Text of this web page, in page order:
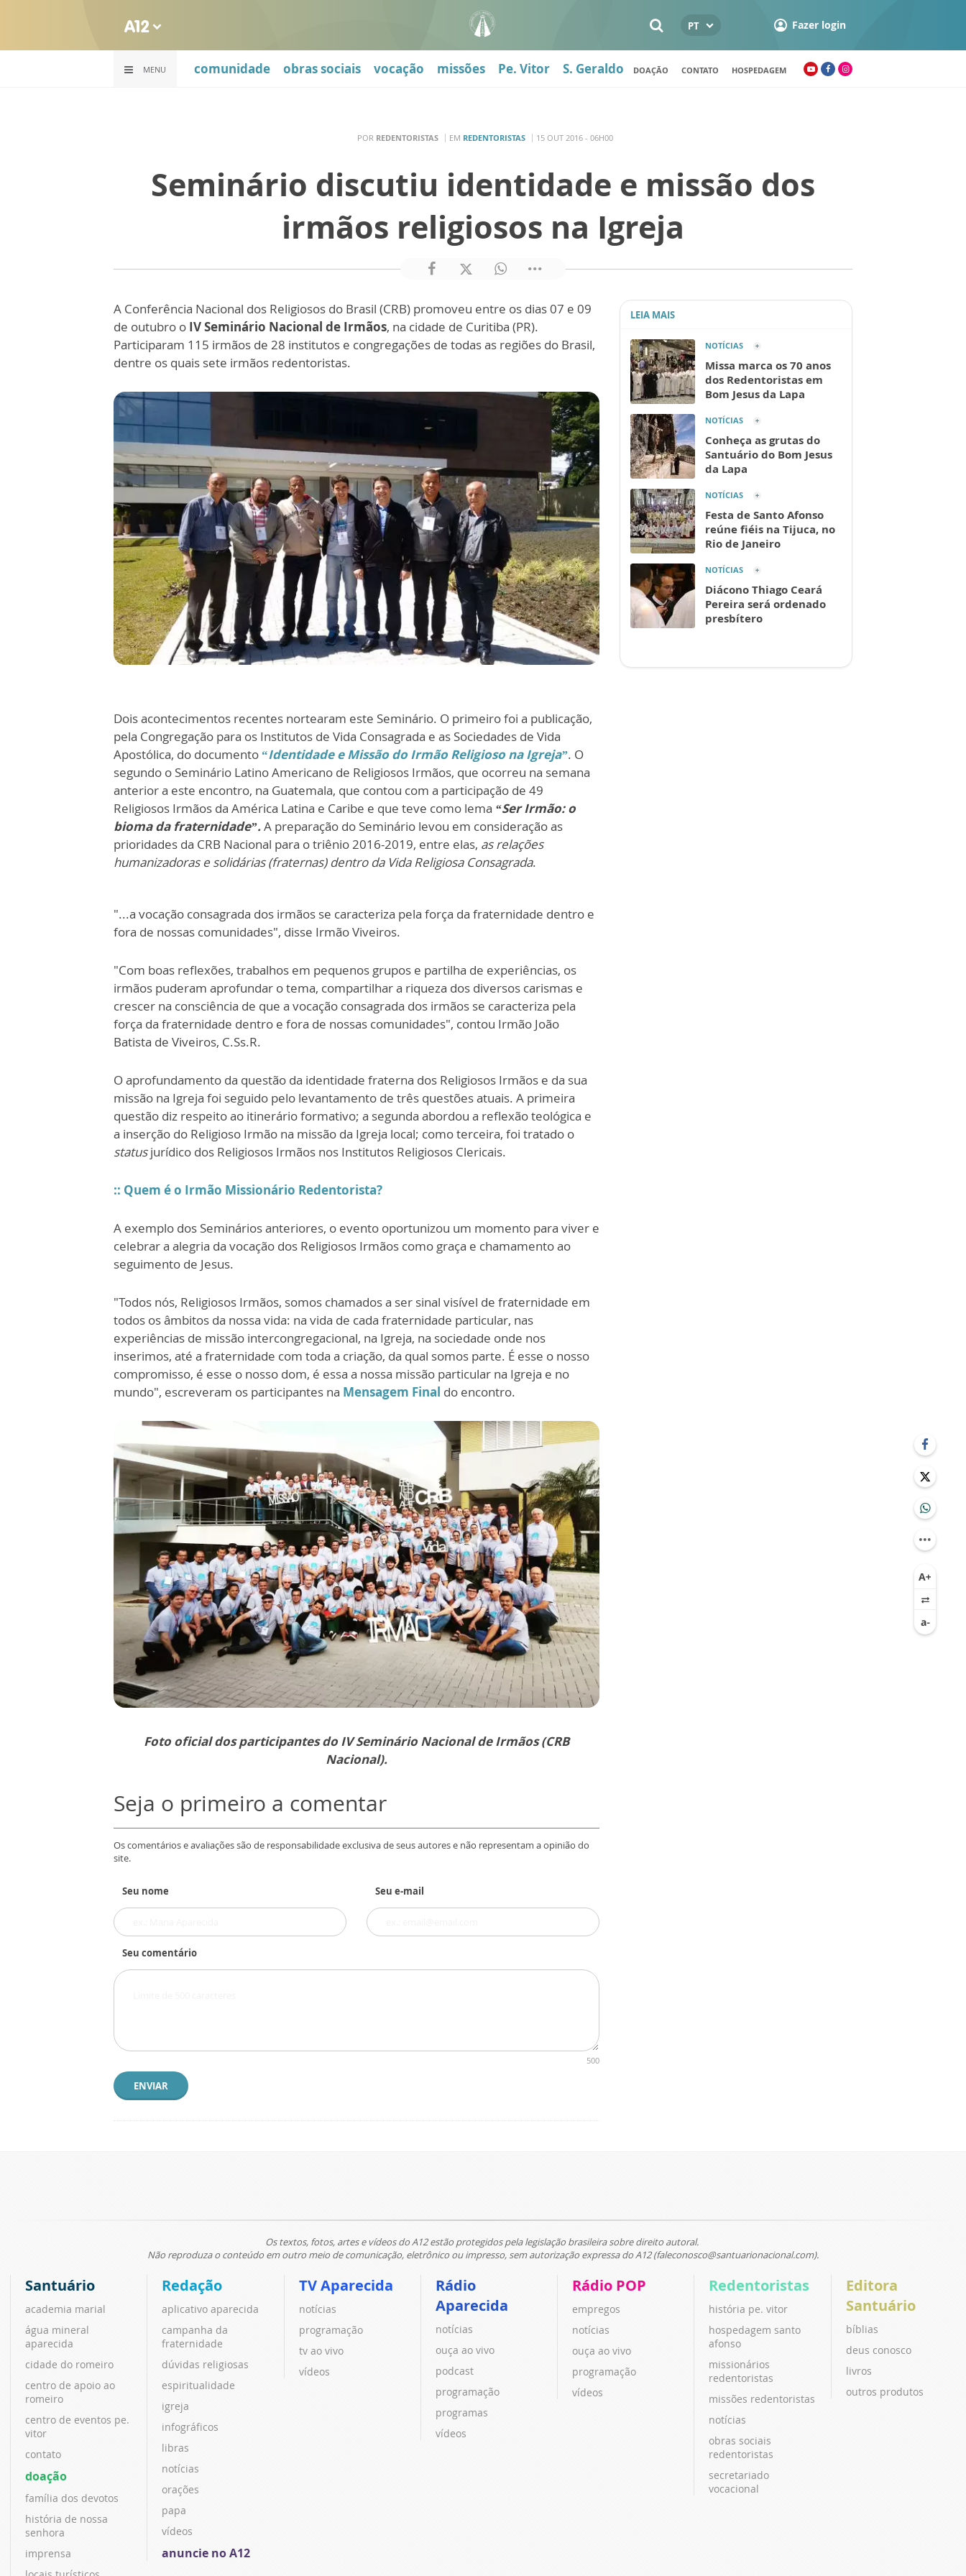
PT Fazer login
MENU comunidade obras sociais vocação missões Pe. Vitor S. Geraldo DOAÇÃO CONTATO HOSPEDAGEM
POR REDENTORISTAS EM REDENTORISTAS 15 OUT 2016 - 06H00
Seminário discutiu identidade e missão dos
irmãos religiosos na Igreja
A Conferência Nacional dos Religiosos do Brasil (CRB) promoveu entre os dias 07 e 09
de outubro o IV Seminário Nacional de Irmãos, na cidade de Curitiba (PR).
Participaram 115 irmãos de 28 institutos e congregações de todas as regiões do Brasil,
dentre os quais sete irmãos redentoristas.
Dois acontecimentos recentes nortearam este Seminário. O primeiro foi a publicação,
pela Congregação para os Institutos de Vida Consagrada e as Sociedades de Vida
Apostólica, do documento“Identidade e Missão do Irmão Religioso na Igreja”. O
segundo o Seminário Latino Americano de Religiosos Irmãos, que ocorreu na semana
anterior a este encontro, na Guatemala, que contou com a participação de 49
Religiosos Irmãos da América Latina e Caribe e que teve como lema “Ser Irmão: o
bioma da fraternidade”.A preparação do Seminário levou em consideração as
prioridades da CRB Nacional para o triênio 2016-2019, entre elas, as relações
humanizadoras e solidárias (fraternas) dentro da Vida Religiosa Consagrada.
"...a vocação consagrada dos irmãos se caracteriza pela força da fraternidade dentro e
fora de nossas comunidades", disse Irmão Viveiros.
"Com boas reflexões, trabalhos em pequenos grupos e partilha de experiências, os
irmãos puderam aprofundar o tema, compartilhar a riqueza dos diversos carismas e
crescer na consciência de que a vocação consagrada dos irmãos se caracteriza pela
força da fraternidade dentro e fora de nossas comunidades", contou Irmão João
Batista de Viveiros, C.Ss.R.
O aprofundamento da questão da identidade fraterna dos Religiosos Irmãos e da sua
missão na Igreja foi seguido pelo levantamento de três questões atuais. A primeira
questão diz respeito ao itinerário formativo; a segunda abordou a reflexão teológica e
a inserção do Religioso Irmão na missão da Igreja local; como terceira, foi tratado o
statusjurídico dos Religiosos Irmãos nos Institutos Religiosos Clericais.
:: Quem é o Irmão Missionário Redentorista?
A exemplo dos Seminários anteriores, o evento oportunizou um momento para viver e
celebrar a alegria da vocação dos Religiosos Irmãos como graça e chamamento ao
seguimento de Jesus.
"Todos nós, Religiosos Irmãos, somos chamados a ser sinal visível de fraternidade em
todos os âmbitos da nossa vida: na vida de cada fraternidade particular, nas
experiências de missão intercongregacional, na Igreja, na sociedade onde nos
inserimos, até a fraternidade com toda a criação, da qual somos parte. É esse o nosso
compromisso, é esse o nosso dom, é essa a nossa missão particular na Igreja e no
mundo", escreveram os participantes na Mensagem Final do encontro.
Foto oficial dos participantes do IV Seminário Nacional de Irmãos (CRB
Nacional).
Seja o primeiro a comentar
Os comentários e avaliações são de responsabilidade exclusiva de seus autores e não representam a opinião do
site.
Seu nome Seu e-mail
Seu comentário
500
ENVIAR
LEIA MAIS
NOTÍCIAS
Missa marca os 70 anos
dos Redentoristas em
Bom Jesus da Lapa
NOTÍCIAS
Conheça as grutas do
Santuário do Bom Jesus
da Lapa
NOTÍCIAS
Festa de Santo Afonso
reúne fiéis na Tijuca, no
Rio de Janeiro
NOTÍCIAS
Diácono Thiago Ceará
Pereira será ordenado
presbítero
Os textos, fotos, artes e vídeos do A12 estão protegidos pela legislação brasileira sobre direito autoral.
Não reproduza o conteúdo em outro meio de comunicação, eletrônico ou impresso, sem autorização expressa do A12 (faleconosco@santuarionacional.com).
Santuário
academia marial
água mineral
aparecida
cidade do romeiro
centro de apoio ao
romeiro
centro de eventos pe.
vitor
contato
doação
família dos devotos
história de nossa
senhora
imprensa
Redação
aplicativo aparecida
campanha da
fraternidade
dúvidas religiosas
espiritualidade
igreja
infográficos
libras
notícias
orações
papa
vídeos
anuncie no A12
TV Aparecida
notícias
programação
tv ao vivo
vídeos
Rádio
Aparecida
notícias
ouça ao vivo
podcast
programação
programas
vídeos
Rádio POP
empregos
notícias
ouça ao vivo
programação
vídeos
Redentoristas
história pe. vitor
hospedagem santo
afonso
missionários
redentoristas
missões redentoristas
notícias
obras sociais
redentoristas
secretariado
vocacional
Editora
Santuário
bíblias
deus conosco
livros
outros produtos